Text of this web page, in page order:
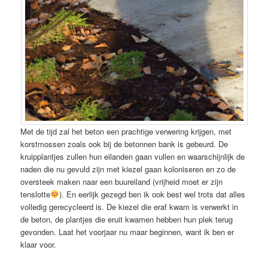
Met de tijd zal het beton een prachtige verwering krijgen, met
korstmossen zoals ook bij de betonnen bank is gebeurd. De
kruipplantjes zullen hun eilanden gaan vullen en waarschijnlijk de
naden die nu gevuld zijn met kiezel gaan koloniseren en zo de
oversteek maken naar een buureiland (vrijheid moet er zijn
tenslotte
). En eerlijk gezegd ben ik ook best wel trots dat alles
volledig gerecycleerd is. De kiezel die eraf kwam is verwerkt in
de beton, de plantjes die eruit kwamen hebben hun plek terug
gevonden. Laat het voorjaar nu maar beginnen, want ik ben er
klaar voor.